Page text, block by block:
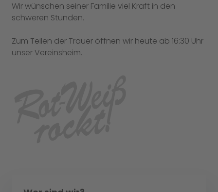
Wir wünschen seiner Familie viel Kraft in den
schweren Stunden.
Zum Teilen der Trauer öffnen wir heute ab 16:30 Uhr
unser Vereinsheim.